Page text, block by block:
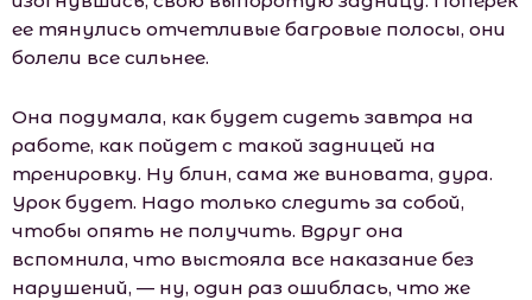
ее тянулись отчетливые багровые полосы, они
болели все сильнее.
Она подумала, как будет сидеть завтра на
работе, как пойдет с такой задницей на
тренировку. Ну блин, сама же виновата, дура.
Урок будет. Надо только следить за собой,
чтобы опять не получить. Вдруг она
вспомнила, что выстояла все наказание без
нарушений, — ну, один раз ошиблась, что же